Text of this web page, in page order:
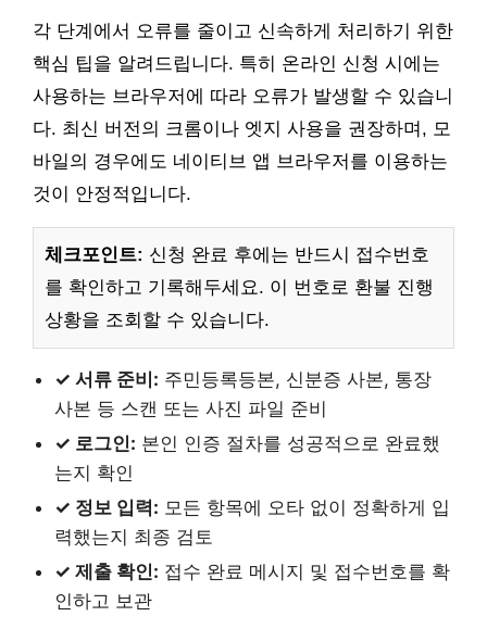
각 단계에서 오류를 줄이고 신속하게 처리하기 위한
핵심 팁을 알려드립니다. 특히 온라인 신청 시에는
사용하는 브라우저에 따라 오류가 발생할 수 있습니
다. 최신 버전의 크롬이나 엣지 사용을 권장하며, 모
바일의 경우에도 네이티브 앱 브라우저를 이용하는
것이 안정적입니다.
체크포인트: 신청 완료 후에는 반드시 접수번호
를 확인하고 기록해두세요. 이 번호로 환불 진행
상황을 조회할 수 있습니다.
✓ 서류 준비: 주민등록등본, 신분증 사본, 통장
사본 등 스캔 또는 사진 파일 준비
✓ 로그인: 본인 인증 절차를 성공적으로 완료했
는지 확인
✓ 정보 입력: 모든 항목에 오타 없이 정확하게 입
력했는지 최종 검토
✓ 제출 확인: 접수 완료 메시지 및 접수번호를 확
인하고 보관